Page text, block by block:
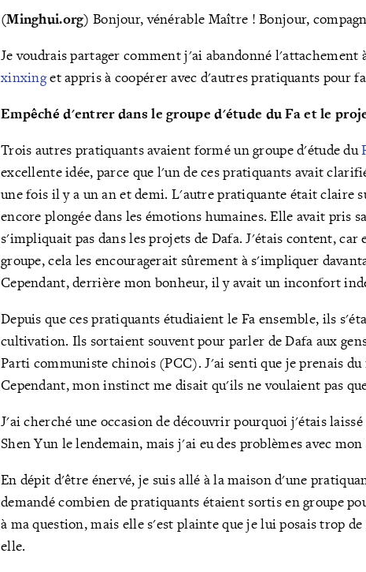
(Minghui.org) Bonjour, vénérable Maître ! Bonjour,
Je voudrais partager comment j'ai abandonné l'attachement
xinxinget appris à coopérer avec d'autres pratiquants pour
Empêché d'entrer dans le groupe d'étude du Fa et le
Trois autres pratiquants avaient formé un groupe d'étude du
excellente idée, parce que l'un de ces pratiquants avait
une fois il y a un an et demi. L'autre pratiquante était claire
encore plongée dans les émotions humaines. Elle avait pris
s'impliquait pas dans les projets de Dafa. J'étais content, car
groupe, cela les encouragerait sûrement à s'impliquer
Cependant, derrière mon bonheur, il y avait un inconfort
Depuis que ces pratiquants étudiaient le Fa ensemble, ils
cultivation. Ils sortaient souvent pour parler de Dafa aux
Parti communiste chinois (PCC). J'ai senti que je prenais
Cependant, mon instinct me disait qu'ils ne voulaient pas
J'ai cherché une occasion de découvrir pourquoi j'étais
Shen Yun le lendemain, mais j'ai eu des problèmes avec
En dépit d'être énervé, je suis allé à la maison d'une
demandé combien de pratiquants étaient sortis en groupe
à ma question, mais elle s'est plainte que je lui posais trop de
elle.